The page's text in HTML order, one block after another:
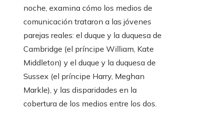
noche, examina cómo los medios de
comunicación trataron a las jóvenes
parejas reales: el duque y la duquesa de
Cambridge (el príncipe William, Kate
Middleton) y el duque y la duquesa de
Sussex (el príncipe Harry, Meghan
Markle), y las disparidades en la
cobertura de los medios entre los dos.